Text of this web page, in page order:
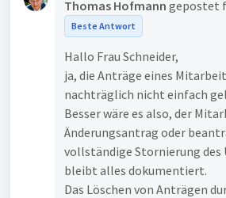
Thomas Hofmann gepostet
Beste Antwort
Hallo Frau Schneider,
ja, die Anträge eines
nachträglich nicht einfach
Besser wäre es also, der
Änderungsantrag oder
vollständige Stornierung des
bleibt alles dokumentiert.
Das Löschen von Anträgen